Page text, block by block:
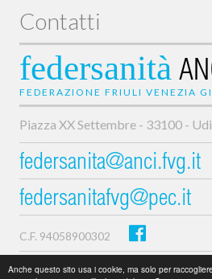
Anche questo sito usa i cookie, ma solo per
Contatti
federsanità
FEDERAZIONE FRIULI VENEZIA
Piazza XX Settembre - 33100 -
federsanita@anci.fvg.it
federsanitafvg@pec.it
C.F. 94058900302
Privacy e cookie policy